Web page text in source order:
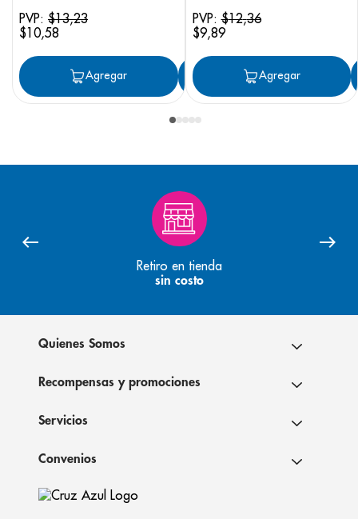
PVP: $13,23
$10,58
Agregar Agregar
PVP:$12,36
$9,89
Agregar
Retiro en tienda
sin costo
Quienes Somos
Recompensas y promociones
Servicios
Convenios